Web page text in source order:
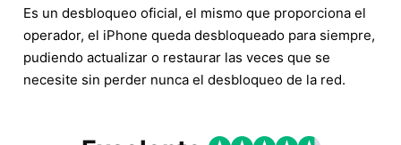
Es un desbloqueo oficial, el mismo que proporciona el
operador, el iPhone queda desbloqueado para siempre,
pudiendo actualizar o restaurar las veces que se
necesite sin perder nunca el desbloqueo de la red.